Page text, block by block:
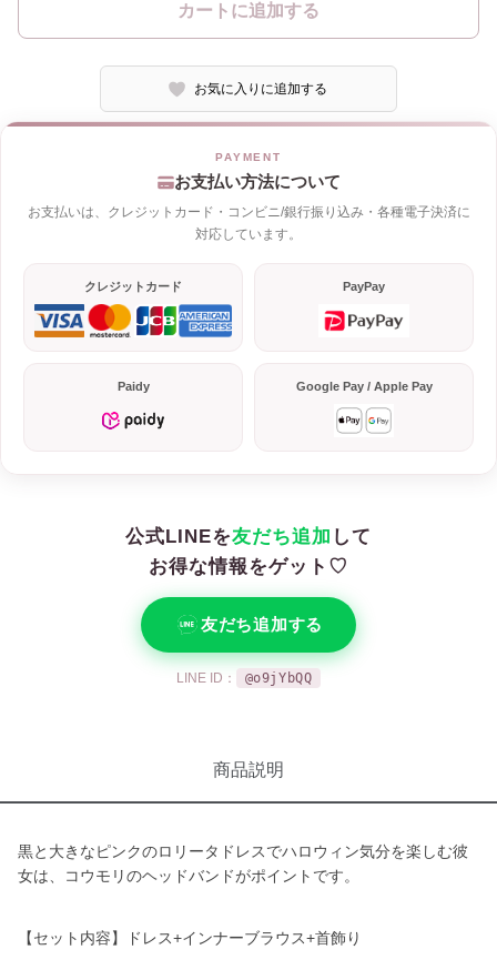
カートに追加する
お気に入りに追加する
お支払い方法について
お支払いは、クレジットカード・コンビニ/銀行振り込み・各種電子決済に
対応しています。
クレジットカード PayPay
Paidy Google Pay / Apple Pay
公式LINEを友だち追加 して
お得な情報をゲット♡
友だち追加する
LINE ID： @o9jYbQQ
商品説明
黒と大きなピンクのロリータドレスでハロウィン気分を楽しむ彼
女は、コウモリのヘッドバンドがポイントです。
【セット内容】ドレス+インナーブラウス+首飾り